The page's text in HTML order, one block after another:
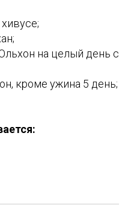
на целый день с
кроме ужина 5 день;